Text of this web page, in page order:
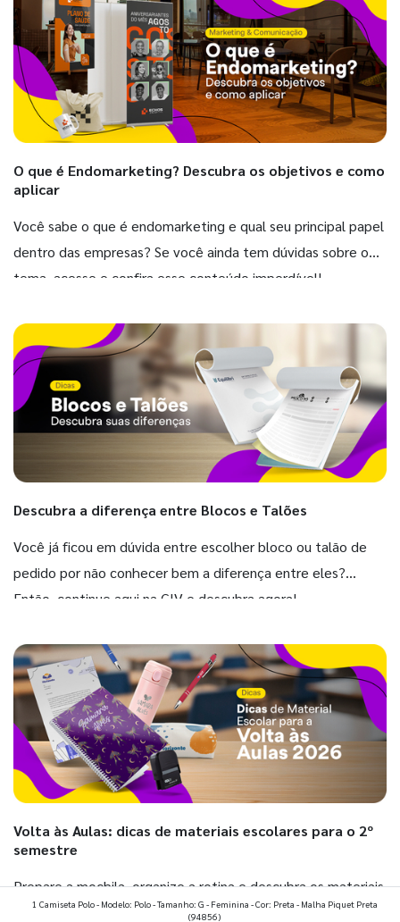
O que é Endomarketing? Descubra os objetivos e como
aplicar
Você sabe o que é endomarketing e qual seu principal papel
dentro das empresas? Se você ainda tem dúvidas sobre o
tema, acesse e confira esse conteúdo imperdível!
Descubra a diferença entre Blocos e Talões
Você já ficou em dúvida entre escolher bloco ou talão de
pedido por não conhecer bem a diferença entre eles?
Então, continue aqui na GIV e descubra agora!
Volta às Aulas: dicas de materiais escolares para o 2º
semestre
Prepare a mochila, organize a rotina e descubra os materiais
que fazem toda diferença para começar o segundo
1 Camiseta Polo - Modelo: Polo - Tamanho: G - Feminina - Cor: Preta - Malha Piquet Preta
(94856)